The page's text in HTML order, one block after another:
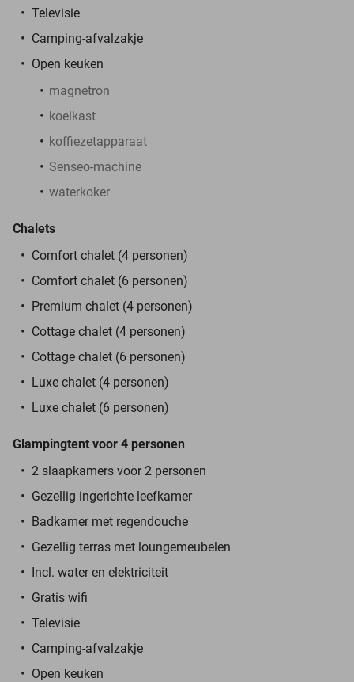
Televisie
Camping-afvalzakje
Open keuken
magnetron
koelkast
koffiezetapparaat
Senseo-machine
waterkoker
Chalets
Comfort chalet (4 personen)
Comfort chalet (6 personen)
Premium chalet (4 personen)
Cottage chalet (4 personen)
Cottage chalet (6 personen)
Luxe chalet (4 personen)
Luxe chalet (6 personen)
Glampingtent voor 4 personen
2 slaapkamers voor 2 personen
Gezellig ingerichte leefkamer
Badkamer met regendouche
Gezellig terras met loungemeubelen
Incl. water en elektriciteit
Gratis wifi
Televisie
Camping-afvalzakje
Open keuken